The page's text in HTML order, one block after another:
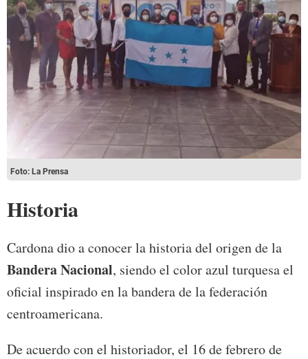
Foto: La Prensa
Historia
Cardona dio a conocer la historia del origen de la
Bandera Nacional, siendo el color azul turquesa el
oficial inspirado en la bandera de la federación
centroamericana.
De acuerdo con el historiador, el 16 de febrero de